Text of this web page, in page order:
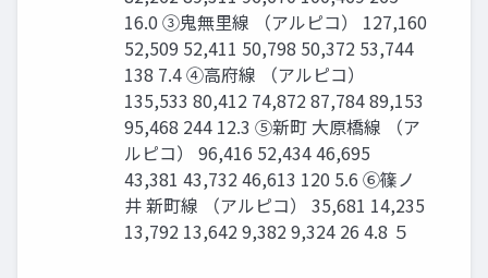
16.0 ③鬼無里線 （アルピコ） 127,160
52,509 52,411 50,798 50,372 53,744
138 7.4 ④高府線 （アルピコ）
135,533 80,412 74,872 87,784 89,153
95,468 244 12.3 ⑤新町 大原橋線 （ア
ルピコ） 96,416 52,434 46,695
43,381 43,732 46,613 120 5.6 ⑥篠ノ
井 新町線 （アルピコ） 35,681 14,235
13,792 13,642 9,382 9,324 26 4.8 ５